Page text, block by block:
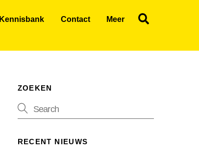
Kennisbank Contact Meer
ZOEKEN
RECENT NIEUWS